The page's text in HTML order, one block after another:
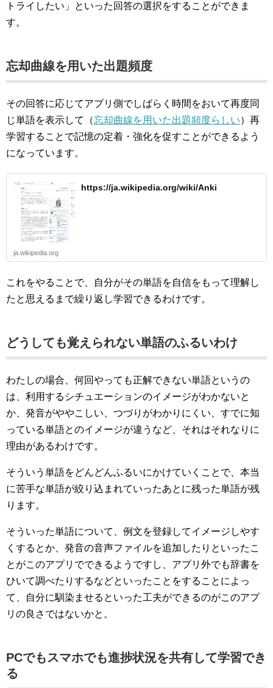
トライしたい」といった回答の選択をすることができま
す。
忘却曲線を用いた出題頻度
その回答に応じてアプリ側でしばらく時間をおいて再度同
じ単語を表示して（忘却曲線を用いた出題頻度らしい）再
学習することで記憶の定着・強化を促すことができるよう
になっています。
https://ja.wikipedia.org/wiki/Anki
ja.wikipedia.org
これをやることで、自分がその単語を自信をもって理解し
たと思えるまで繰り返し学習できるわけです。
どうしても覚えられない単語のふるいわけ
わたしの場合、何回やっても正解できない単語というの
は、利用するシチュエーションのイメージがわかないと
か、発音がややこしい、つづりがわかりにくい、すでに知
っている単語とのイメージが違うなど、それはそれなりに
理由があるわけです。
そういう単語をどんどんふるいにかけていくことで、本当
に苦手な単語が絞り込まれていったあとに残った単語が残
ります。
そういった単語について、例文を登録してイメージしやす
くするとか、発音の音声ファイルを追加したりといったこ
とがこのアプリでできるようですし、アプリ外でも辞書を
ひいて調べたりするなどといったことをすることによっ
て、自分に馴染ませるといった工夫ができるのがこのアプ
リの良さではないかと。
PCでもスマホでも進捗状況を共有して学習でき
る